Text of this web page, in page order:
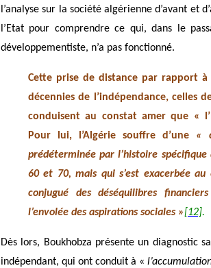
l’analyse sur la société algérienne d’avant et
l’Etat pour comprendre ce qui, dans le
développementiste, n’a pas fonctionné.
Cette prise de distance par rapport
décennies de l’indépendance, celles
conduisent au constat amer que «
Pour lui, l’Algérie souffre d’une «
prédéterminée par l’histoire spécifique
60 et 70, mais qui s’est exacerbée au
conjugué des déséquilibres
l’envolée des aspirations sociales »[12].
Dès lors, Boukhobza présente un diagnostic
indépendant, qui ont conduit à «